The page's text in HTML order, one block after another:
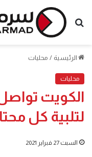
بحث
الرئيسية / محليات
محليات
الكويت
لتلبية كل
السبت 27 فبراير 2021